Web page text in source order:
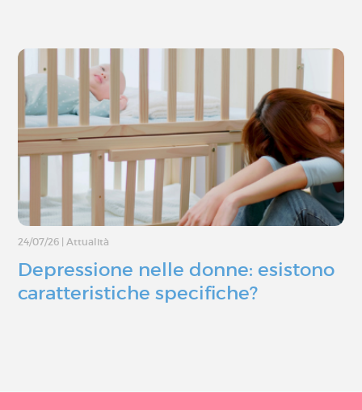
24/07/26 Attualità
Depressione nelle donne: esistono
caratteristiche specifiche?